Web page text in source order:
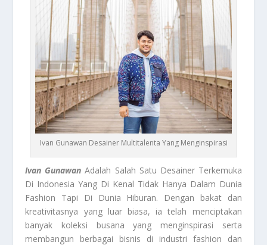
Ivan Gunawan Desainer Multitalenta Yang Menginspirasi
Ivan Gunawan Adalah Salah Satu Desainer Terkemuka
Di Indonesia Yang Di Kenal Tidak Hanya Dalam Dunia
Fashion Tapi Di Dunia Hiburan. Dengan bakat dan
kreativitasnya yang luar biasa, ia telah menciptakan
banyak koleksi busana yang menginspirasi serta
membangun berbagai bisnis di industri fashion dan